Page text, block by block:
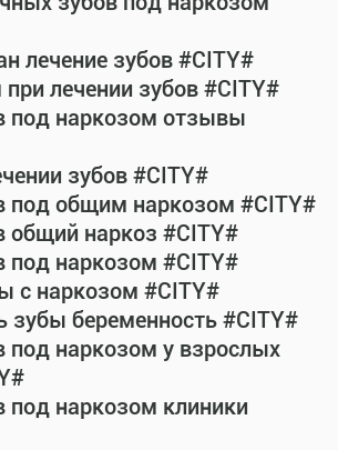
лечение зубов #CITY#
лечении зубов #CITY#
под наркозом отзывы
зубов #CITY#
под общим наркозом #CITY#
общий наркоз #CITY#
под наркозом #CITY#
с наркозом #CITY#
зубы беременность #CITY#
под наркозом у взрослых
под наркозом клиники